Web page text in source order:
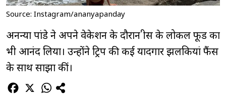
Source: Instagram/ananyapanday
अनन्या पांडे ने अपने वेकेशन के दौरान ग्रीस के लोकल फूड का
भी आनंद लिया। उन्होंने ट्रिप की कई यादगार झलकियां फैंस
के साथ साझा कीं।